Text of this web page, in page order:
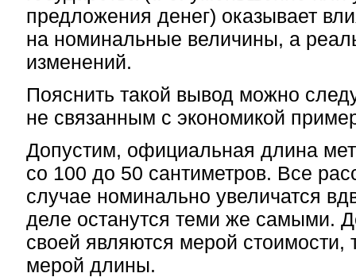
предложения денег) оказывает
на номинальные величины, а
изменений.
Пояснить такой вывод можно
не связанным с экономикой
Допустим, официальная длина
со 100 до 50 сантиметров. Все
случае номинально увеличатся
деле останутся теми же самыми.
своей являются мерой стоимости,
мерой длины.